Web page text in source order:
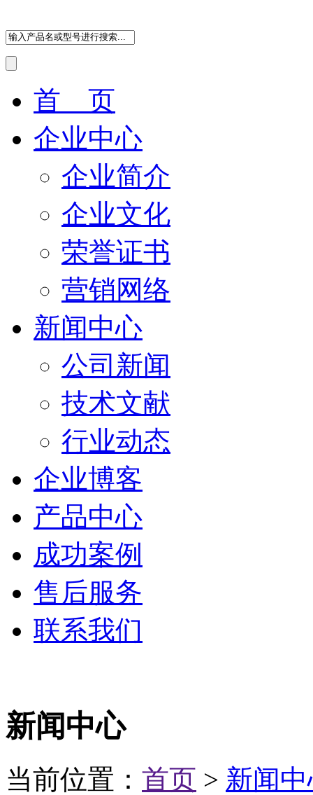
首 页
企业中心
企业简介
企业文化
荣誉证书
营销网络
新闻中心
公司新闻
技术文献
行业动态
企业博客
产品中心
成功案例
售后服务
联系我们
新闻中心
当前位置： 首页 > 新闻